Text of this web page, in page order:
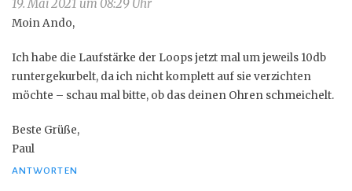
19. Mai 2021 um 08:29 Uhr
Moin Ando,
Ich habe die Laufstärke der Loops jetzt mal um jeweils 10db
runtergekurbelt, da ich nicht komplett auf sie verzichten
möchte – schau mal bitte, ob das deinen Ohren schmeichelt.
Beste Grüße,
Paul
ANTWORTEN